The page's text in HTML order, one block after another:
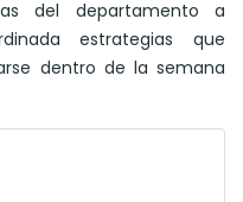
del departamento a
estrategias que
dentro de la semana